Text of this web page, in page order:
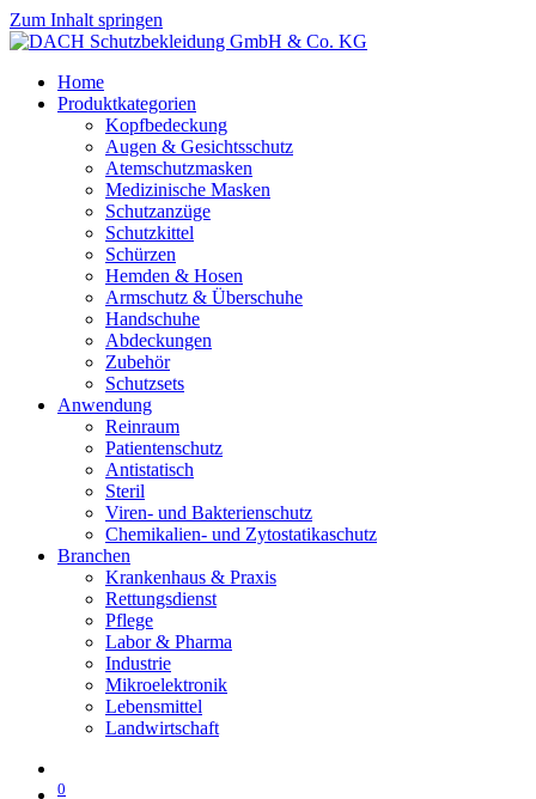
Zum Inhalt springen
Home
Produktkategorien
Kopfbedeckung
Augen & Gesichtsschutz
Atemschutzmasken
Medizinische Masken
Schutzanzüge
Schutzkittel
Schürzen
Hemden & Hosen
Armschutz & Überschuhe
Handschuhe
Abdeckungen
Zubehör
Schutzsets
Anwendung
Reinraum
Patientenschutz
Antistatisch
Steril
Viren- und Bakterienschutz
Chemikalien- und Zytostatikaschutz
Branchen
Krankenhaus & Praxis
Rettungsdienst
Pflege
Labor & Pharma
Industrie
Mikroelektronik
Lebensmittel
Landwirtschaft
0